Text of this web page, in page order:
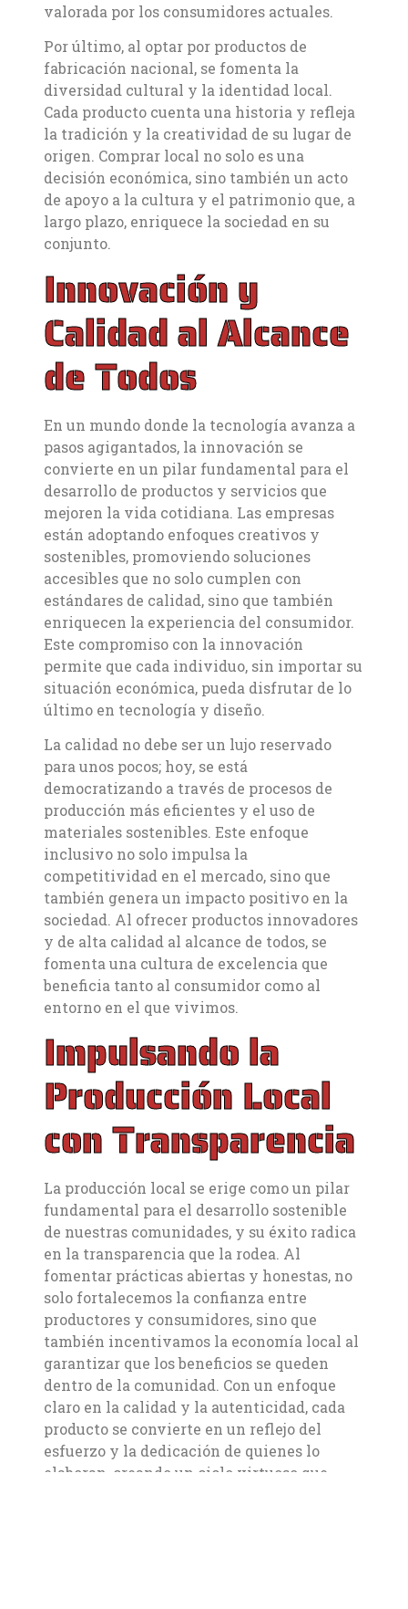
valorada por los consumidores actuales.
Por último, al optar por productos de
fabricación nacional, se fomenta la
diversidad cultural y la identidad local.
Cada producto cuenta una historia y refleja
la tradición y la creatividad de su lugar de
origen. Comprar local no solo es una
decisión económica, sino también un acto
de apoyo a la cultura y el patrimonio que, a
largo plazo, enriquece la sociedad en su
conjunto.
Innovación y
Calidad al Alcance
de Todos
En un mundo donde la tecnología avanza a
pasos agigantados, la innovación se
convierte en un pilar fundamental para el
desarrollo de productos y servicios que
mejoren la vida cotidiana. Las empresas
están adoptando enfoques creativos y
sostenibles, promoviendo soluciones
accesibles que no solo cumplen con
estándares de calidad, sino que también
enriquecen la experiencia del consumidor.
Este compromiso con la innovación
permite que cada individuo, sin importar su
situación económica, pueda disfrutar de lo
último en tecnología y diseño.
La calidad no debe ser un lujo reservado
para unos pocos; hoy, se está
democratizando a través de procesos de
producción más eficientes y el uso de
materiales sostenibles. Este enfoque
inclusivo no solo impulsa la
competitividad en el mercado, sino que
también genera un impacto positivo en la
sociedad. Al ofrecer productos innovadores
y de alta calidad al alcance de todos, se
fomenta una cultura de excelencia que
beneficia tanto al consumidor como al
entorno en el que vivimos.
Impulsando la
Producción Local
con Transparencia
La producción local se erige como un pilar
fundamental para el desarrollo sostenible
de nuestras comunidades, y su éxito radica
en la transparencia que la rodea. Al
fomentar prácticas abiertas y honestas, no
solo fortalecemos la confianza entre
productores y consumidores, sino que
también incentivamos la economía local al
garantizar que los beneficios se queden
dentro de la comunidad. Con un enfoque
claro en la calidad y la autenticidad, cada
producto se convierte en un reflejo del
esfuerzo y la dedicación de quienes lo
elaboran, creando un ciclo virtuoso que